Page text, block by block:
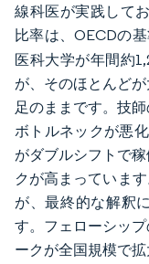
線科医が実践して
比率は、OECDの
医科大学が年間約
が、そのほとんど
足のままです。技
ボトルネックが悪
がダブルシフトで
クが高まっていま
が、最終的な解釈
す。フェローシッ
ークが全国規模で